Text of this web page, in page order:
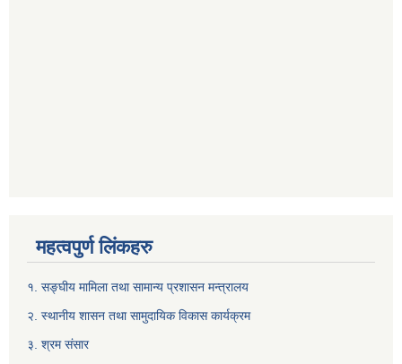
महत्वपुर्ण लिंकहरु
१. सङ्घीय मामिला तथा सामान्य प्रशासन मन्त्रालय
२. स्थानीय शासन तथा सामुदायिक विकास कार्यक्रम
३. श्रम संसार